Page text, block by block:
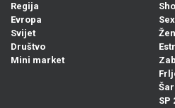
Regija
Evropa
Svijet
Društvo
Mini market
SP